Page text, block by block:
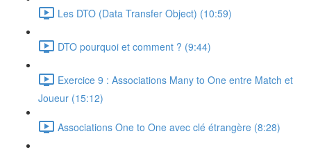
Les DTO (Data Transfer Object) (10:59)
DTO pourquoi et comment ? (9:44)
Exercice 9 : Associations Many to One entre Match et
Joueur (15:12)
Associations One to One avec clé étrangère (8:28)